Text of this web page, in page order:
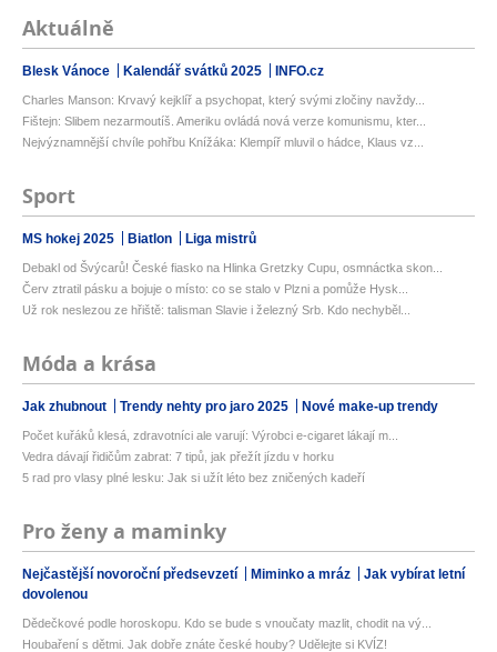
Aktuálně
Blesk Vánoce Kalendář svátků 2025 INFO.cz
Charles Manson: Krvavý kejklíř a psychopat, který svými zločiny navždy...
Fištejn: Slibem nezarmoutíš. Ameriku ovládá nová verze komunismu, kter...
Nejvýznamnější chvíle pohřbu Knížáka: Klempíř mluvil o hádce, Klaus vz...
Sport
MS hokej 2025 Biatlon Liga mistrů
Debakl od Švýcarů! České fiasko na Hlinka Gretzky Cupu, osmnáctka skon...
Červ ztratil pásku a bojuje o místo: co se stalo v Plzni a pomůže Hysk...
Už rok neslezou ze hřiště: talisman Slavie i železný Srb. Kdo nechyběl...
Móda a krása
Jak zhubnout Trendy nehty pro jaro 2025 Nové make-up trendy
Počet kuřáků klesá, zdravotníci ale varují: Výrobci e-cigaret lákají m...
Vedra dávají řidičům zabrat: 7 tipů, jak přežít jízdu v horku
5 rad pro vlasy plné lesku: Jak si užít léto bez zničených kadeří
Pro ženy a maminky
Nejčastější novoroční předsevzetí Miminko a mráz
Jak vybírat letní
dovolenou
Dědečkové podle horoskopu. Kdo se bude s vnoučaty mazlit, chodit na vý...
Houbaření s dětmi. Jak dobře znáte české houby? Udělejte si KVÍZ!